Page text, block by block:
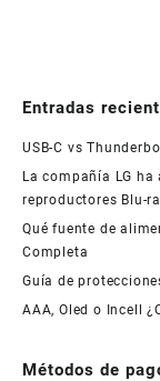
Entradas
USB-C vs
La compañía LG
reproductores Blu-
Qué fuente de
Completa
Guía de
AAA, Oled o Incell
Métodos de